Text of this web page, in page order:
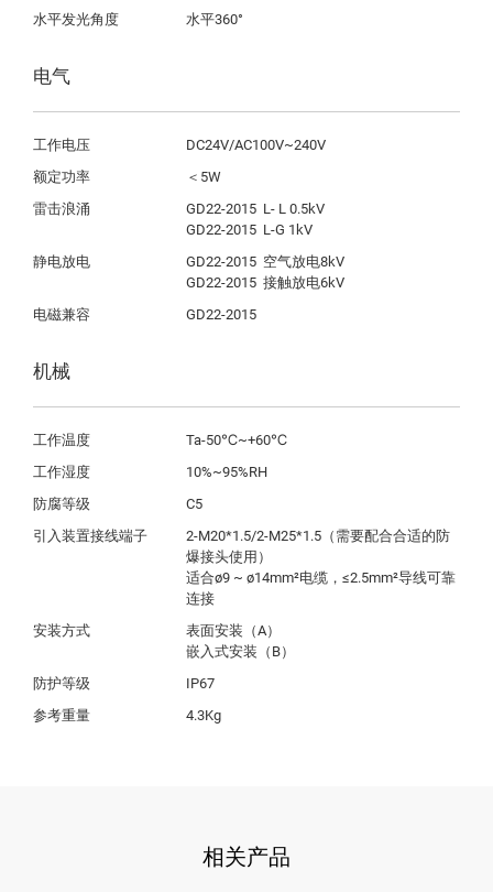
水平发光角度
水平360°
电气
工作电压
DC24V/AC100V~240V
额定功率
＜5W
雷击浪涌
GD22-2015  L- L 0.5kV
静电放电
GD22-2015  空气放电8kV
电磁兼容
GD22-2015
机械
工作温度
Ta-50℃~+60℃
工作湿度
10%~95%RH
防腐等级
C5
引入装置接线端子
2-M20*1.5/2-M25*1.5（需要配合合适的防
爆接头使用）
适合ø9 ~ ø14mm²电缆，≤2.5mm²导线可靠
连接
安装方式
表面安装（A）
嵌入式安装（B）
防护等级
IP67
参考重量
4.3Kg
相关产品